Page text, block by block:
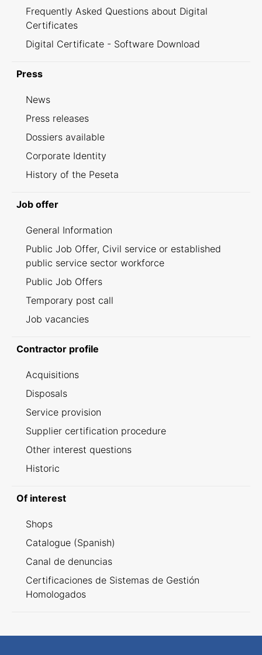
Frequently Asked Questions about Digital
Certificates
Digital Certificate - Software Download
Press
News
Press releases
Dossiers available
Corporate Identity
History of the Peseta
Job offer
General Information
Public Job Offer, Civil service or established
public service sector workforce
Public Job Offers
Temporary post call
Job vacancies
Contractor profile
Acquisitions
Disposals
Service provision
Supplier certification procedure
Other interest questions
Historic
Of interest
Shops
Catalogue (Spanish)
Canal de denuncias
Certificaciones de Sistemas de Gestión
Homologados